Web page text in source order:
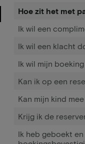
Hoe zit het met
Ik wil een
Ik wil een klacht
Ik wil mijn
Kan ik op een
Kan mijn kind mee
Krijg ik de
Ik heb geboekt